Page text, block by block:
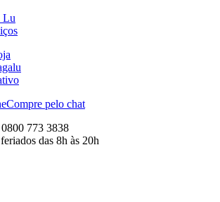
Lu
Compre pelo chat
773 3838
das 8h às 20h